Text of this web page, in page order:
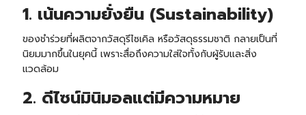
1. เน้นความยั่งยืน (Sustainability)
ของชำร่วยที่ผลิตจากวัสดุรีไซเคิล หรือวัสดุธรรมชาติ กลายเป็นที่
นิยมมากขึ้นในยุคนี้ เพราะสื่อถึงความใส่ใจทั้งกับผู้รับและสิ่ง
แวดล้อม
2. ดีไซน์มินิมอลแต่มีความหมาย